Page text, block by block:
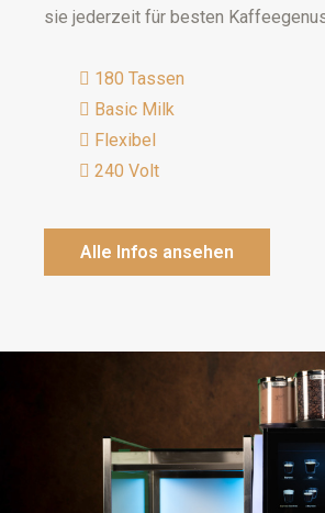
sie jederzeit für besten
180 Tassen
Basic Milk
Flexibel
240 Volt
Alle Infos ansehen